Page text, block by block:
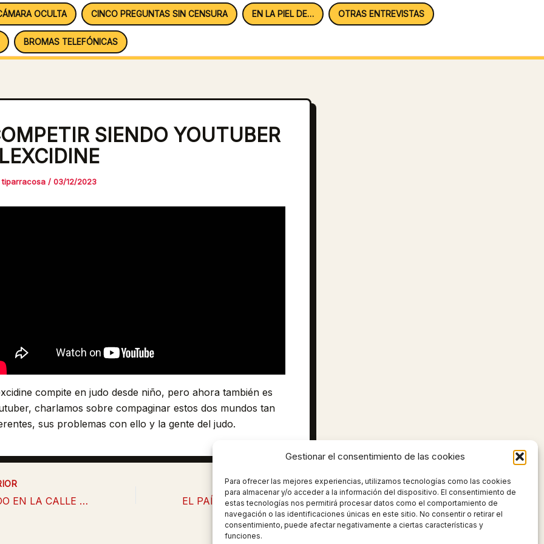
Gestionar el consentimiento de las cookies
Para ofrecer las mejores experiencias, utilizamos tecnologías como las cookies
para almacenar y/o acceder a la información del dispositivo. El consentimiento de
estas tecnologías nos permitirá procesar datos como el comportamiento de
navegación o las identificaciones únicas en este sitio. No consentir o retirar el
consentimiento, puede afectar negativamente a ciertas características y
funciones.
OCULTA CINCO PREGUNTAS SIN CENSURA EN LA PIEL DE… OTRAS ENTREVISTAS
BROMAS TELEFÓNICAS
SIENDO YOUTUBER
tiparracosa / 03/12/2023
compite en judo desde niño, pero ahora también es
charlamos sobre compaginar estos dos mundos tan
sus problemas con ello y la gente del judo.
VIVIENDO EN LA CALLE POLÉMICAS Y HATERS
SIGUIENTE
EL PAÍS MÁS BARATO QUE HE VISTO EN MI VIDA (Macedonia del Norte)